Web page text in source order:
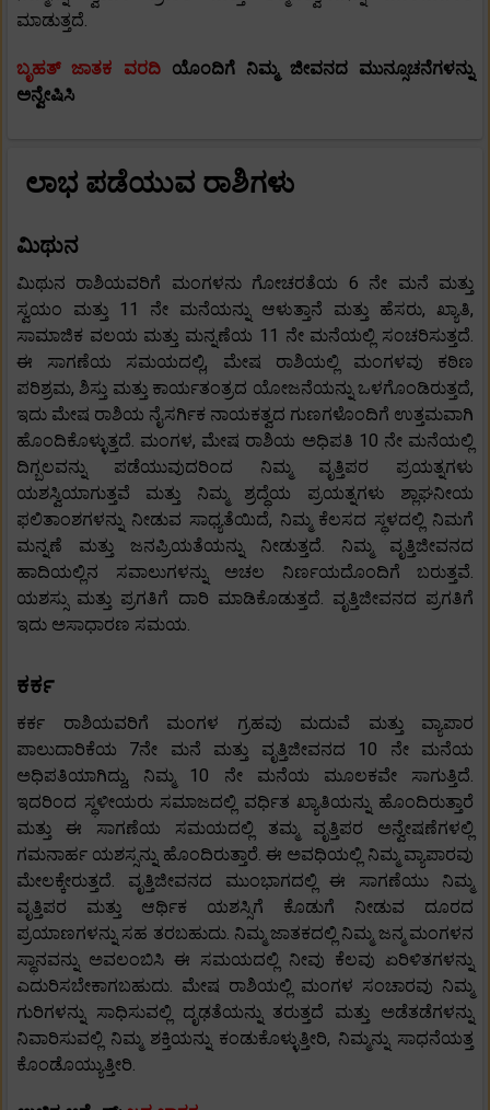
ಮಾಡುತ್ತದೆ.
ಬೃಹತ್ ಜಾತಕ ವರದಿ ಯೊಂದಿಗೆ ನಿಮ್ಮ ಜೀವನದ ಮುನ್ಸೂಚನೆಗಳನ್ನು
ಅನ್ವೇಷಿಸಿ
ಲಾಭ ಪಡೆಯುವ ರಾಶಿಗಳು
ಮಿಥುನ
ಮಿಥುನ ರಾಶಿಯವರಿಗೆ ಮಂಗಳನು ​​ಗೋಚರತೆಯ 6 ನೇ ಮನೆ ಮತ್ತು
ಸ್ವಯಂ ಮತ್ತು 11 ನೇ ಮನೆಯನ್ನು ಆಳುತ್ತಾನೆ ಮತ್ತು ಹೆಸರು, ಖ್ಯಾತಿ,
ಸಾಮಾಜಿಕ ವಲಯ ಮತ್ತು ಮನ್ನಣೆಯ 11 ನೇ ಮನೆಯಲ್ಲಿ ಸಂಚರಿಸುತ್ತದೆ.
ಈ ಸಾಗಣೆಯ ಸಮಯದಲ್ಲಿ, ಮೇಷ ರಾಶಿಯಲ್ಲಿ ಮಂಗಳವು ಕಠಿಣ
ಪರಿಶ್ರಮ, ಶಿಸ್ತು ಮತ್ತು ಕಾರ್ಯತಂತ್ರದ ಯೋಜನೆಯನ್ನು ಒಳಗೊಂಡಿರುತ್ತದೆ,
ಇದು ಮೇಷ ರಾಶಿಯ ನೈಸರ್ಗಿಕ ನಾಯಕತ್ವದ ಗುಣಗಳೊಂದಿಗೆ ಉತ್ತಮವಾಗಿ
ಹೊಂದಿಕೊಳ್ಳುತ್ತದೆ. ಮಂಗಳ, ಮೇಷ ರಾಶಿಯ ಅಧಿಪತಿ 10 ನೇ ಮನೆಯಲ್ಲಿ
ದಿಗ್ಬಲವನ್ನು ಪಡೆಯುವುದರಿಂದ ನಿಮ್ಮ ವೃತ್ತಿಪರ ಪ್ರಯತ್ನಗಳು
ಯಶಸ್ವಿಯಾಗುತ್ತವೆ ಮತ್ತು ನಿಮ್ಮ ಶ್ರದ್ಧೆಯ ಪ್ರಯತ್ನಗಳು ಶ್ಲಾಘನೀಯ
ಫಲಿತಾಂಶಗಳನ್ನು ನೀಡುವ ಸಾಧ್ಯತೆಯಿದೆ, ನಿಮ್ಮ ಕೆಲಸದ ಸ್ಥಳದಲ್ಲಿ ನಿಮಗೆ
ಮನ್ನಣೆ ಮತ್ತು ಜನಪ್ರಿಯತೆಯನ್ನು ನೀಡುತ್ತದೆ. ನಿಮ್ಮ ವೃತ್ತಿಜೀವನದ
ಹಾದಿಯಲ್ಲಿನ ಸವಾಲುಗಳನ್ನು ಅಚಲ ನಿರ್ಣಯದೊಂದಿಗೆ ಬರುತ್ತವೆ.
ಯಶಸ್ಸು ಮತ್ತು ಪ್ರಗತಿಗೆ ದಾರಿ ಮಾಡಿಕೊಡುತ್ತದೆ. ವೃತ್ತಿಜೀವನದ ಪ್ರಗತಿಗೆ
ಇದು ಅಸಾಧಾರಣ ಸಮಯ.
ಕರ್ಕ
ಕರ್ಕ ರಾಶಿಯವರಿಗೆ ಮಂಗಳ ಗ್ರಹವು ಮದುವೆ ಮತ್ತು ವ್ಯಾಪಾರ
ಪಾಲುದಾರಿಕೆಯ 7ನೇ ಮನೆ ಮತ್ತು ವೃತ್ತಿಜೀವನದ 10 ನೇ ಮನೆಯ
ಅಧಿಪತಿಯಾಗಿದ್ದು, ನಿಮ್ಮ 10 ನೇ ಮನೆಯ ಮೂಲಕವೇ ಸಾಗುತ್ತಿದೆ.
ಇದರಿಂದ ಸ್ಥಳೀಯರು ಸಮಾಜದಲ್ಲಿ ವರ್ಧಿತ ಖ್ಯಾತಿಯನ್ನು ಹೊಂದಿರುತ್ತಾರೆ
ಮತ್ತು ಈ ಸಾಗಣೆಯ ಸಮಯದಲ್ಲಿ ತಮ್ಮ ವೃತ್ತಿಪರ ಅನ್ವೇಷಣೆಗಳಲ್ಲಿ
ಗಮನಾರ್ಹ ಯಶಸ್ಸನ್ನು ಹೊಂದಿರುತ್ತಾರೆ. ಈ ಅವಧಿಯಲ್ಲಿ ನಿಮ್ಮ ವ್ಯಾಪಾರವು
ಮೇಲಕ್ಕೇರುತ್ತದೆ. ವೃತ್ತಿಜೀವನದ ಮುಂಭಾಗದಲ್ಲಿ ಈ ಸಾಗಣೆಯು ನಿಮ್ಮ
ವೃತ್ತಿಪರ ಮತ್ತು ಆರ್ಥಿಕ ಯಶಸ್ಸಿಗೆ ಕೊಡುಗೆ ನೀಡುವ ದೂರದ
ಪ್ರಯಾಣಗಳನ್ನು ಸಹ ತರಬಹುದು. ನಿಮ್ಮ ಜಾತಕದಲ್ಲಿ ನಿಮ್ಮ ಜನ್ಮ ಮಂಗಳನ
ಸ್ಥಾನವನ್ನು ಅವಲಂಬಿಸಿ ಈ ಸಮಯದಲ್ಲಿ ನೀವು ಕೆಲವು ಏರಿಳಿತಗಳನ್ನು
ಎದುರಿಸಬೇಕಾಗಬಹುದು. ಮೇಷ ರಾಶಿಯಲ್ಲಿ ಮಂಗಳ ಸಂಚಾರವು ನಿಮ್ಮ
ಗುರಿಗಳನ್ನು ಸಾಧಿಸುವಲ್ಲಿ ದೃಢತೆಯನ್ನು ತರುತ್ತದೆ ಮತ್ತು ಅಡೆತಡೆಗಳನ್ನು
ನಿವಾರಿಸುವಲ್ಲಿ ನಿಮ್ಮ ಶಕ್ತಿಯನ್ನು ಕಂಡುಕೊಳ್ಳುತ್ತೀರಿ, ನಿಮ್ಮನ್ನು ಸಾಧನೆಯತ್ತ
ಕೊಂಡೊಯ್ಯುತ್ತೀರಿ.